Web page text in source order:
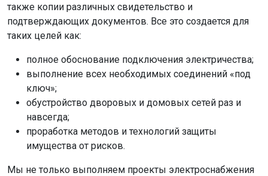
также копии различных свидетельство и
подтверждающих документов. Все это создается для
таких целей как:
полное обоснование подключения электричества;
выполнение всех необходимых соединений «под
ключ»;
обустройство дворовых и домовых сетей раз и
навсегда;
проработка методов и технологий защиты
имущества от рисков.
Мы не только выполняем проекты электроснабжения